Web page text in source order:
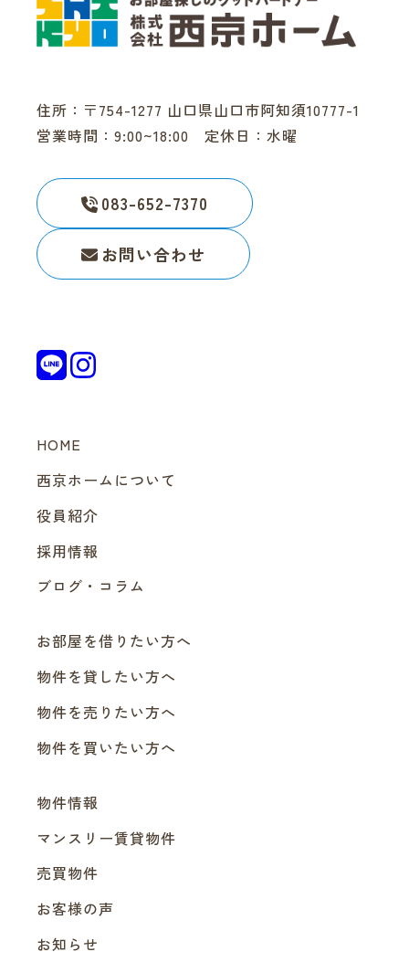
住所：〒754-1277 山口県山口市阿知須10777-1
営業時間：9:00~18:00 定休日：水曜
083-652-7370
お問い合わせ
HOME
西京ホームについて
役員紹介
採用情報
ブログ・コラム
お部屋を借りたい方へ
物件を貸したい方へ
物件を売りたい方へ
物件を買いたい方へ
物件情報
マンスリー賃貸物件
売買物件
お客様の声
お知らせ